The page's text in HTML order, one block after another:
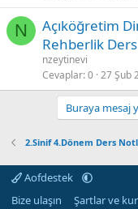
N
Açıköğretim
Rehberlik
nzeytinevi
Cevaplar 0 27 Şub
Buraya mesaj
2.Sinif 4.Dönem Ders
Aofdestek
Bize ulaşın
Şartlar ve